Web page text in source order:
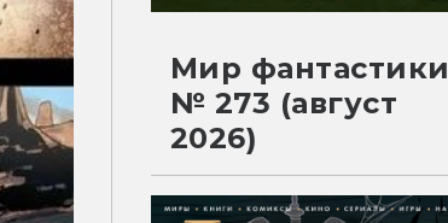
Мир фантастики
№ 273 (август
2026)